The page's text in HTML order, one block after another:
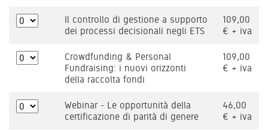
Il controllo di gestione a supporto
dei processi decisionali negli ETS
109,00
€ + iva
Crowdfunding & Personal
Fundraising: i nuovi orizzonti
della raccolta fondi
109,00
€ + iva
Webinar - Le opportunità della
certificazione di parità di genere
46,00
€ + iva